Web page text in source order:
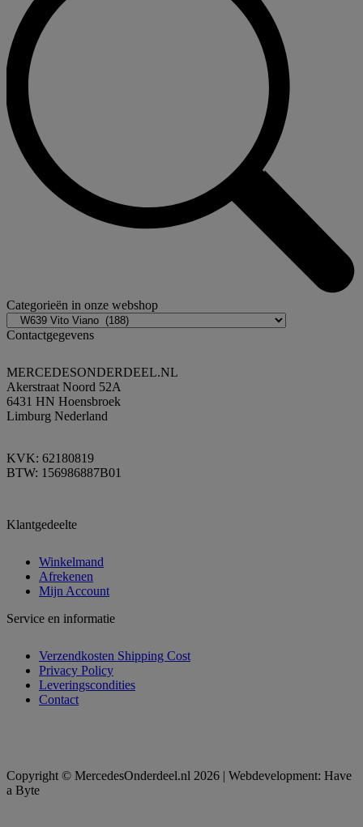
Categorieën in onze webshop
Contactgegevens
MERCEDESONDERDEEL.NL
Akerstraat Noord 52A
6431 HN Hoensbroek
Limburg Nederland
KVK: 62180819
BTW: 156986887B01
Klantgedeelte
Winkelmand
Afrekenen
Mijn Account
Service en informatie
Verzendkosten Shipping Cost
Privacy Policy
Leveringscondities
Contact
Copyright © MercedesOnderdeel.nl 2026 | Webdevelopment: Have
a Byte